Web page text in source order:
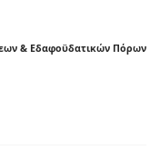
& Εδαφοϋδατικών Πόρων